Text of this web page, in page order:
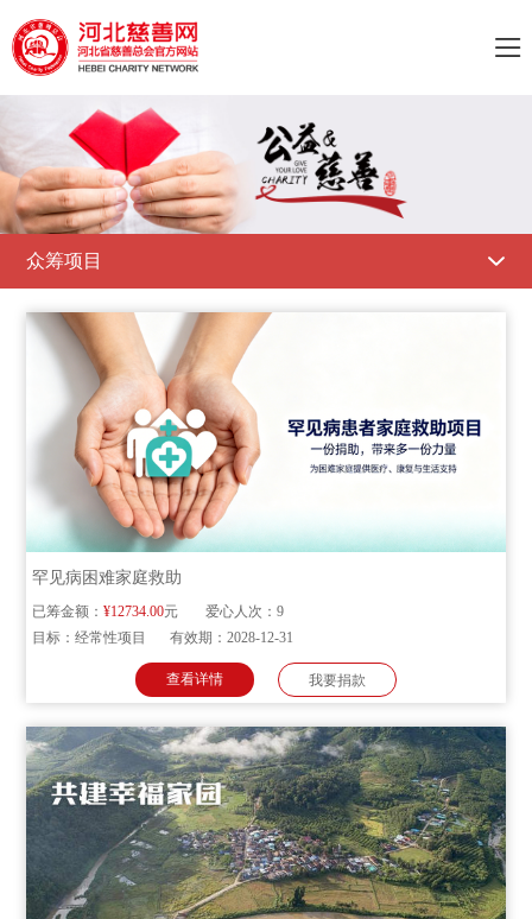

众筹项目 
罕见病困难家庭救助
已筹金额：¥12734.00元 爱心人次：9
目标：经常性项目 有效期：2028-12-31
查看详情 我要捐款